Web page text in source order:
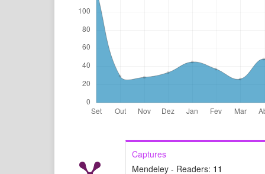
Captures
Mendeley - Readers: 11